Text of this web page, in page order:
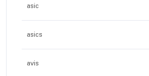
asic
asics
avis